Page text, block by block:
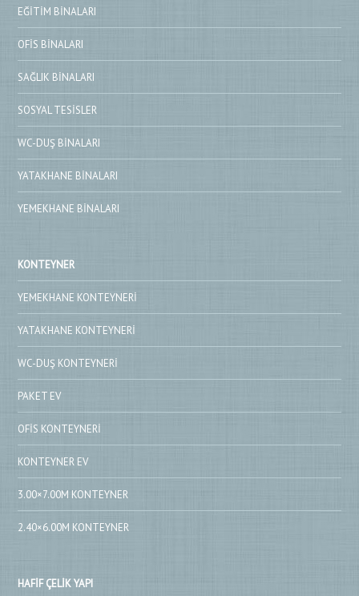
EĞITIM BINALARI
OFIS BINALARI
SAĞLIK BINALARI
SOSYAL TESISLER
WC-DUŞ BINALARI
YATAKHANE BINALARI
YEMEKHANE BINALARI
KONTEYNER
YEMEKHANE KONTEYNERI
YATAKHANE KONTEYNERI
WC-DUŞ KONTEYNERI
PAKET EV
OFIS KONTEYNERI
KONTEYNER EV
3.00×7.00M KONTEYNER
2.40×6.00M KONTEYNER
HAFIF ÇELIK YAPI